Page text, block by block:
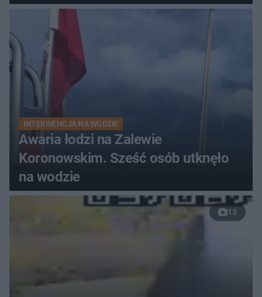
do szpitala
INTERWENCJA NA WODZIE
Awaria łodzi na Zalewie
Koronowskim. Sześć osób utknęło
na wodzie
13